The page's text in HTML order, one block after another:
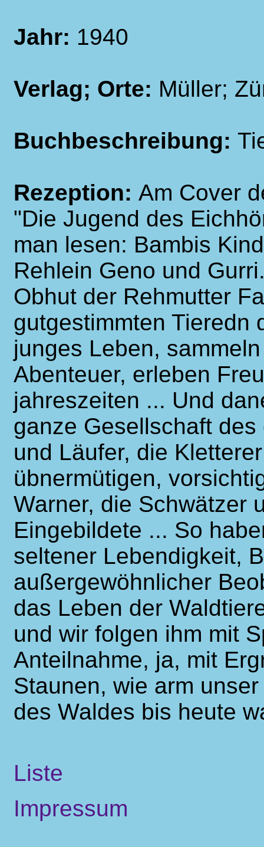
Jahr: 1940
Verlag; Orte: Müller;
Buchbeschreibung:
Rezeption: Am Cover
"Die Jugend des
man lesen: Bambis
Rehlein Geno und
Obhut der Rehmutter
gutgestimmten Tieredn
junges Leben,
Abenteuer, erleben
jahreszeiten ... Und
ganze Gesellschaft
und Läufer, die
übnermütigen,
Warner, die Schwätzer
Eingebildete ... So
seltener Lebendigkeit,
außergewöhnlicher
das Leben der
und wir folgen ihm mit
Anteilnahme, ja, mit
Staunen, wie arm
des Waldes bis heute
Liste
Impressum